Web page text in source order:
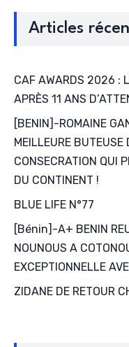
Articles
CAF AWARDS 2026 :
APRÈS 11 ANS
[BENIN]-ROMAINE
MEILLEURE BUTEUSE
CONSECRATION QUI
DU CONTINENT !
BLUE LIFE N°77
[Bénin]-A+ BENIN
NOUNOUS A
EXCEPTIONNELLE
ZIDANE DE RETOUR